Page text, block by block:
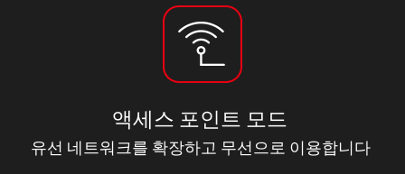
액세스 포인트 모드
유선 네트워크를 확장하고 무선으로 이용합니다